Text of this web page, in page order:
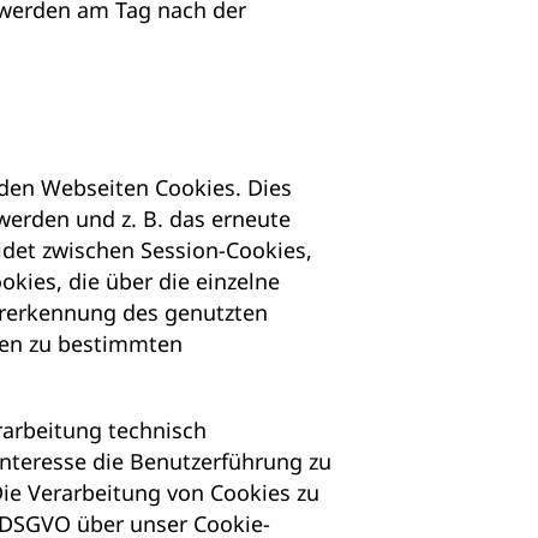
am Tag nach der
Webseiten Cookies. Dies
und z. B. das erneute
zwischen Session-Cookies,
die über die einzelne
des genutzten
zu bestimmten
technisch
die Benutzerführung zu
Verarbeitung von Cookies zu
über unser Cookie-